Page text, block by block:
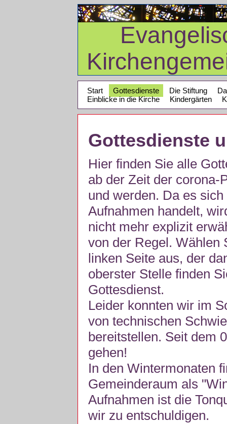
Start Gottesdienste Die Stiftung
Einblicke in die Kirche
Kindergärten
Gottesdienste
Hier finden Sie alle
ab der Zeit der corona-
und werden. Da es
Aufnahmen handelt,
nicht mehr explizit
von der Regel. Wählen
linken Seite aus, der
oberster Stelle finden
Gottesdienst.
Leider konnten wir im
von technischen
bereitstellen. Seit dem
gehen!
In den Wintermonaten
Gemeinderaum als
Aufnahmen ist die
wir zu entschuldigen.